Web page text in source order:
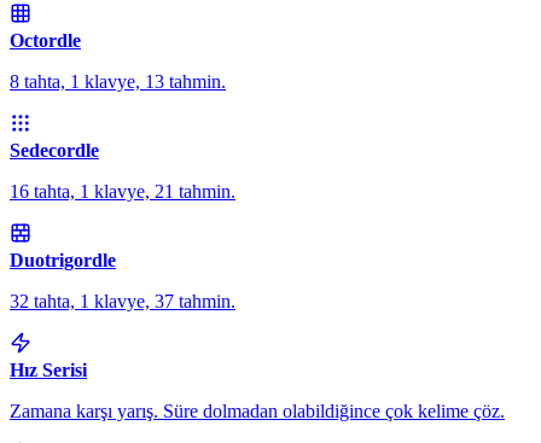
Octordle
8 tahta, 1 klavye, 13 tahmin.
Sedecordle
16 tahta, 1 klavye, 21 tahmin.
Duotrigordle
32 tahta, 1 klavye, 37 tahmin.
Hız Serisi
Zamana karşı yarış. Süre dolmadan olabildiğince çok kelime çöz.